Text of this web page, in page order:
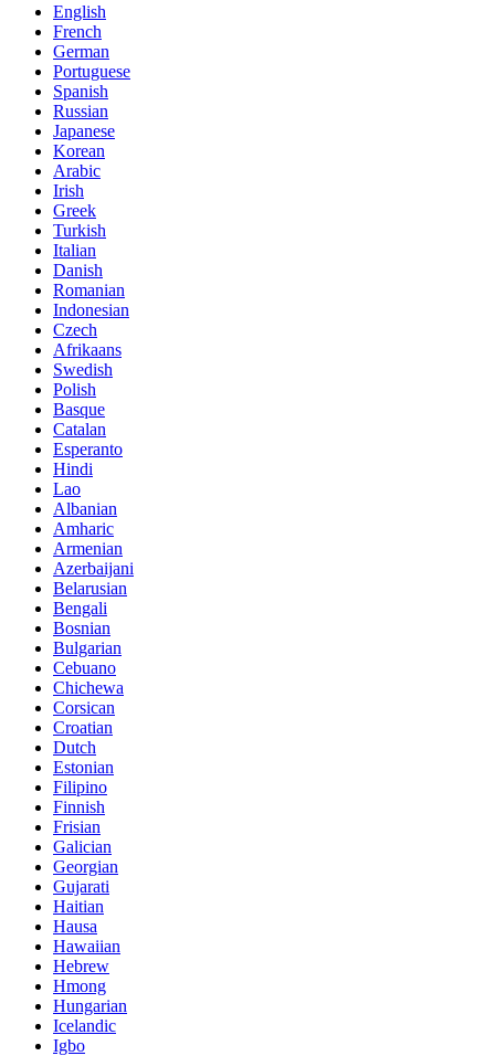
English
French
German
Portuguese
Spanish
Russian
Japanese
Korean
Arabic
Irish
Greek
Turkish
Italian
Danish
Romanian
Indonesian
Czech
Afrikaans
Swedish
Polish
Basque
Catalan
Esperanto
Hindi
Lao
Albanian
Amharic
Armenian
Azerbaijani
Belarusian
Bengali
Bosnian
Bulgarian
Cebuano
Chichewa
Corsican
Croatian
Dutch
Estonian
Filipino
Finnish
Frisian
Galician
Georgian
Gujarati
Haitian
Hausa
Hawaiian
Hebrew
Hmong
Hungarian
Icelandic
Igbo